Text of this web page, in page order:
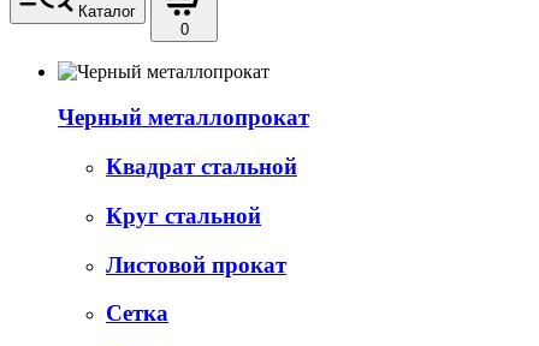
Каталог
0
Черный металлопрокат
Квадрат стальной
Круг стальной
Листовой прокат
Сетка